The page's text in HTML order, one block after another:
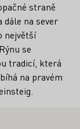
straně
dále na sever
největší
se
tradicí, která
na pravém